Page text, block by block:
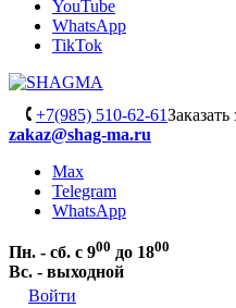
YouTube
WhatsApp
TikTok
+7(985) 510-62-61
zakaz@shag-ma.ru
Max
Telegram
WhatsApp
Пн. - сб. с 900 до 1800
Вс. - выходной
Войти